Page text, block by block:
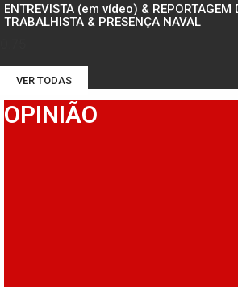
ENTREVISTA (em vídeo) & REPORTAGEM
TRABALHISTA & PRESENÇA NAVAL
VER TODAS
OPINIÃO